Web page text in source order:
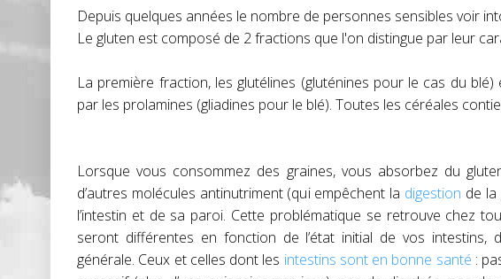
Depuis quelques années le nombre de personnes sensibles voir
Le gluten est composé de 2 fractions que l'on distingue par leur
La première fraction, les glutélines (gluténines pour le cas du
par les prolamines (gliadines pour le blé). Toutes les céréales
Lorsque vous consommez des graines, vous absorbez du
d’autres molécules antinutriment (qui empêchent la digestion de
l’intestin et de sa paroi. Cette problématique se retrouve chez
seront différentes en fonction de l’état initial de vos intestins,
générale. Ceux et celles dont les intestins sont en bonne santé :